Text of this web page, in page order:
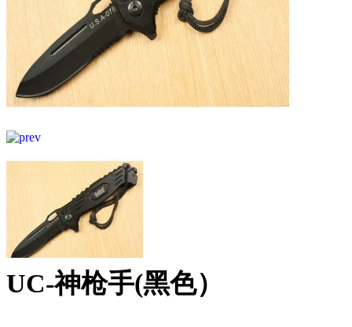
UC-神枪手(黑色）